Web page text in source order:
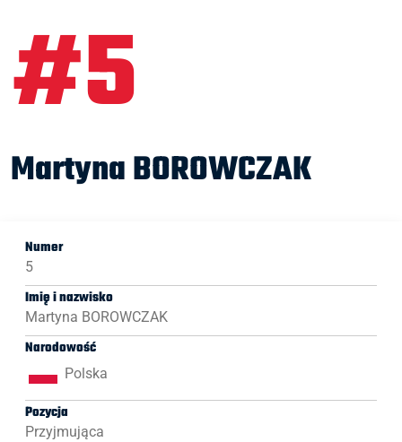
#5
Martyna BOROWCZAK
Numer
5
Imię i nazwisko
Martyna BOROWCZAK
Narodowość
Polska
Pozycja
Przyjmująca